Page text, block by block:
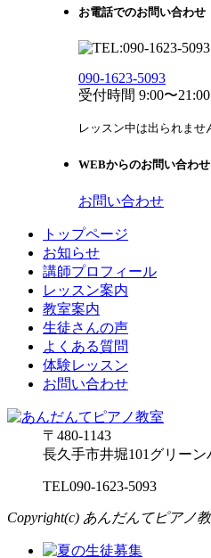
お電話でのお問い合わせ
090-1623-5093
受付時間 9:00〜21:00
レッスン中は出られませ
WEBからのお問い合わ
お問い合わせ
トップページ
お知らせ
講師プロフィール
レッスン案内
教室案内
生徒さんの声
よくある質問
体験レッスン
お問い合わせ
〒480-1143
長久手市井堀101グリーン
TEL090-1623-5093
Copyright(c) あんだんてピアノ教